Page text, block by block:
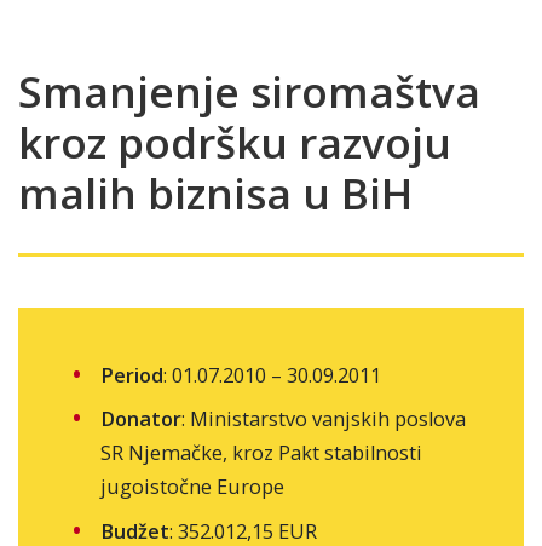
Smanjenje siromaštva
kroz podršku razvoju
malih biznisa u BiH
Period: 01.07.2010 – 30.09.2011
Donator: Ministarstvo vanjskih poslova
SR Njemačke, kroz Pakt stabilnosti
jugoistočne Europe
Budžet: 352.012,15 EUR